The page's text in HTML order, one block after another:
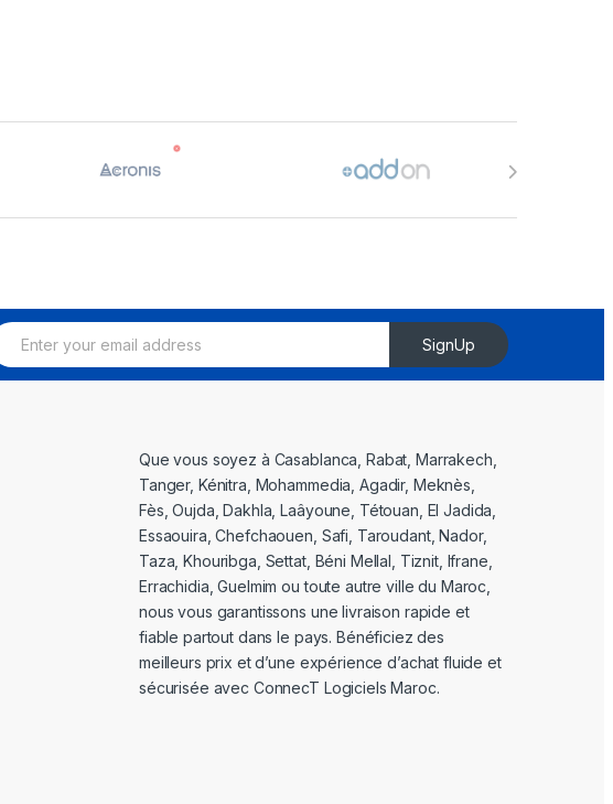
SignUp
Que vous soyez à Casablanca, Rabat, Marrakech,
Tanger, Kénitra, Mohammedia, Agadir, Meknès,
Fès, Oujda, Dakhla, Laâyoune, Tétouan, El Jadida,
Essaouira, Chefchaouen, Safi, Taroudant, Nador,
Taza, Khouribga, Settat, Béni Mellal, Tiznit, Ifrane,
Errachidia, Guelmim ou toute autre ville du Maroc,
nous vous garantissons une livraison rapide et
fiable partout dans le pays. Bénéficiez des
meilleurs prix et d’une expérience d’achat fluide et
sécurisée avec ConnecT Logiciels Maroc.